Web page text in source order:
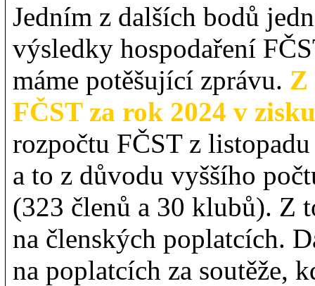
Jedním z dalších bodů
výsledky hospodaření
máme potěšující zprávu. Z
FČST za rok 2024 v
rozpočtu FČST z
a to z důvodu vyššího
(323 členů a 30 klubů). Z
na členských poplatcích.
na poplatcích za soutěže,